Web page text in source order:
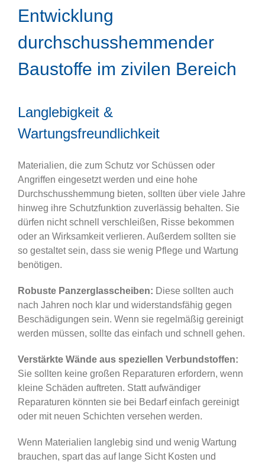
Entwicklung
durchschusshemmender
Baustoffe im zivilen Bereich
Langlebigkeit &
Wartungsfreundlichkeit
Materialien, die zum Schutz vor Schüssen oder
Angriffen eingesetzt werden und eine hohe
Durchschusshemmung bieten, sollten über viele Jahre
hinweg ihre Schutzfunktion zuverlässig behalten. Sie
dürfen nicht schnell verschleißen, Risse bekommen
oder an Wirksamkeit verlieren. Außerdem sollten sie
so gestaltet sein, dass sie wenig Pflege und Wartung
benötigen.
Robuste Panzerglasscheiben: Diese sollten auch
nach Jahren noch klar und widerstandsfähig gegen
Beschädigungen sein. Wenn sie regelmäßig gereinigt
werden müssen, sollte das einfach und schnell gehen.
Verstärkte Wände aus speziellen Verbundstoffen:
Sie sollten keine großen Reparaturen erfordern, wenn
kleine Schäden auftreten. Statt aufwändiger
Reparaturen könnten sie bei Bedarf einfach gereinigt
oder mit neuen Schichten versehen werden.
Wenn Materialien langlebig sind und wenig Wartung
brauchen, spart das auf lange Sicht Kosten und